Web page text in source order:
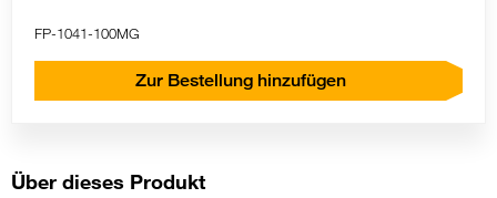
FP-1041-100MG
Zur Bestellung hinzufügen
Über dieses Produkt